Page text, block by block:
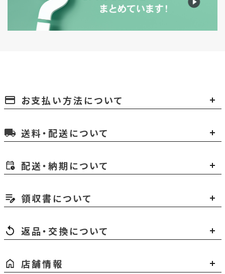
payment お支払い方法について
local_shipping 送料・配送について
配送・納期について
領収書について
返品・交換について
店舗情報